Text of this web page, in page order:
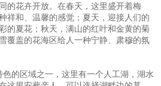
的花卉开放。在春天，这里盛开着梅
祥和、温馨的感觉；夏天，迎接人们的
的夏花；秋天，满山的红叶和金黄的菊
覆盖的花海区给人一种宁静、肃穆的氛
的区域之一，这里有一个人工湖，湖水